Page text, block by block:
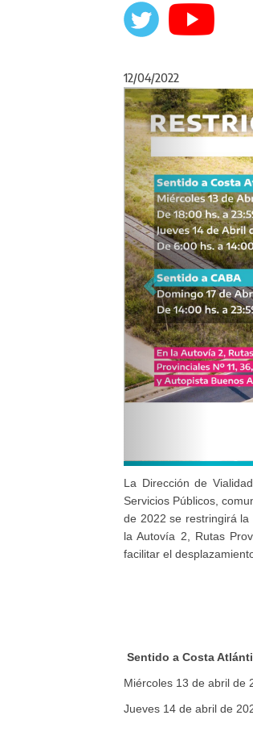
12/04/2022
Anterior
La Dirección de
Servicios Públicos,
de 2022 se restringirá
la Autovía 2, Rutas
facilitar el
Sentido a Costa
Miércoles 13 de abril de
Jueves 14 de abril de